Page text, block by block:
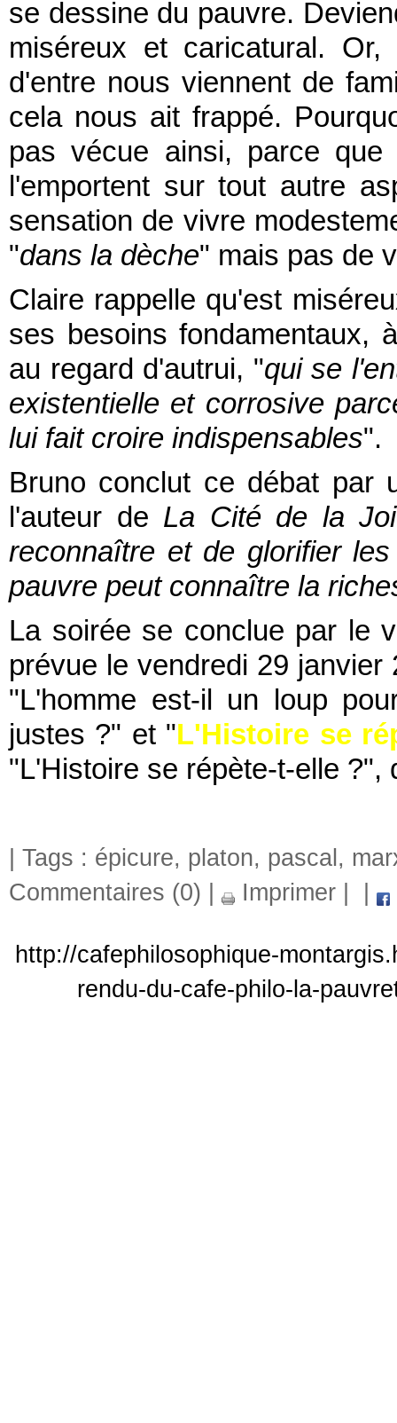
se dessine du pauvre.
miséreux et caricatural.
d'entre nous viennent de
cela nous ait frappé.
pas vécue ainsi, parce
l'emportent sur tout autre
sensation de vivre
"dans la dèche" mais pas de
Claire rappelle qu'est
ses besoins fondamentaux,
au regard d'autrui, "qui se
existentielle et corrosive
lui fait croire indispensables".
Bruno conclut ce débat par
l'auteur de La Cité de la
reconnaître et de glorifier
pauvre peut connaître la
La soirée se conclue par le
prévue le vendredi 29
"L'homme est-il un loup
justes ?" et "L'Histoire se
"L'Histoire se répète-t-elle
| Tags : épicure, platon, pascal ,
Commentaires (0)
Imprimer
http://cafephilosophique-
rendu-du-cafe-philo-la-